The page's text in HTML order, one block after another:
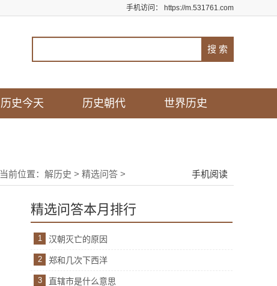
手机访问： https://m.531761.com
历史今天 历史朝代 世界历史
当前位置： 解历史 > 精选问答 > 手机阅读
精选问答本月排行
1 汉朝灭亡的原因
2 郑和几次下西洋
3 直辖市是什么意思